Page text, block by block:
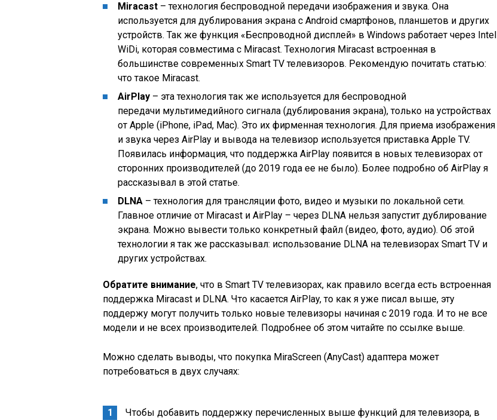
Miracast – технология беспроводной передачи изображения и звука. Она
используется для дублирования экрана c Android смартфонов, планшетов и других
устройств. Так же функция «Беспроводной дисплей» в Windows работает через Intel
WiDi, которая совместима с Miracast. Технология Miracast встроенная в
большинстве современных Smart TV телевизоров. Рекомендую почитать статью:
что такое Miracast.
AirPlay – эта технология так же используется для беспроводной
передачи мультимедийного сигнала (дублирования экрана), только на устройствах
от Apple (iPhone, iPad, Mac). Это их фирменная технология. Для приема изображения
и звука через AirPlay и вывода на телевизор используется приставка Apple TV.
Появилась информация, что поддержка AirPlay появится в новых телевизорах от
сторонних производителей (до 2019 года ее не было). Более подробно об AirPlay я
рассказывал в этой статье.
DLNA – технология для трансляции фото, видео и музыки по локальной сети.
Главное отличие от Miracast и AirPlay – через DLNA нельзя запустит дублирование
экрана. Можно вывести только конкретный файл (видео, фото, аудио). Об этой
технологии я так же рассказывал: использование DLNA на телевизорах Smart TV и
других устройствах.
Обратите внимание, что в Smart TV телевизорах, как правило всегда есть встроенная
поддержка Miracast и DLNA. Что касается AirPlay, то как я уже писал выше, эту
поддержу могут получить только новые телевизоры начиная с 2019 года. И то не все
модели и не всех производителей. Подробнее об этом читайте по ссылке выше.
Можно сделать выводы, что покупка MiraScreen (AnyCast) адаптера может
потребоваться в двух случаях:
Чтобы добавить поддержку перечисленных выше функций для телевизора, в